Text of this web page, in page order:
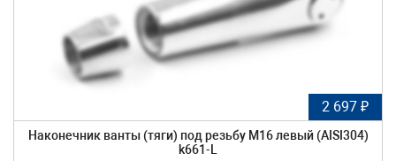
2 697 ₽
Наконечник ванты (тяги) под резьбу М16 левый (AISI304)
k661-L